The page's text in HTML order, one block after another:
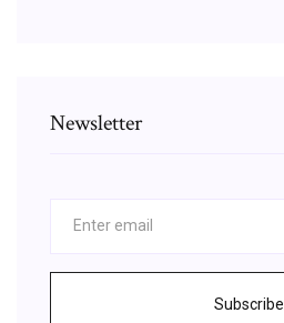
Newsletter
Subscribe